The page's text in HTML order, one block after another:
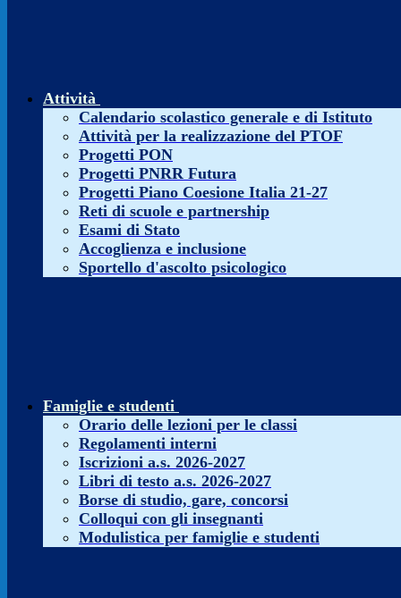
Attività
Calendario scolastico generale e di Istituto
Attività per la realizzazione del PTOF
Progetti PON
Progetti PNRR Futura
Progetti Piano Coesione Italia 21-27
Reti di scuole e partnership
Esami di Stato
Accoglienza e inclusione
Sportello d'ascolto psicologico
Famiglie e studenti
Orario delle lezioni per le classi
Regolamenti interni
Iscrizioni a.s. 2026-2027
Libri di testo a.s. 2026-2027
Borse di studio, gare, concorsi
Colloqui con gli insegnanti
Modulistica per famiglie e studenti